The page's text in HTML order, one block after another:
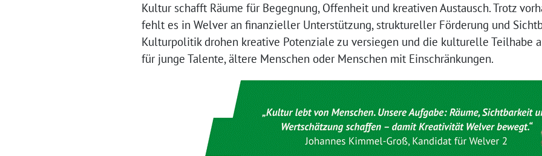
Kultur schafft Räume für Begegnung, Offenheit und kreativen Austausch. Trotz
fehlt es in Welver an finanzieller Unterstützung, struktureller Förderung und
Kulturpolitik drohen kreative Potenziale zu versiegen und die kulturelle Teilhabe
für junge Talente, ältere Menschen oder Menschen mit Einschränkungen.